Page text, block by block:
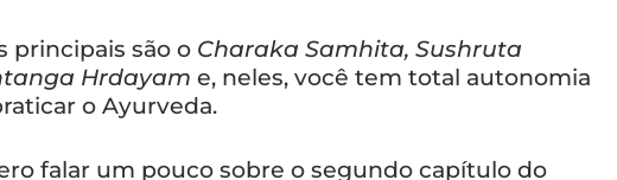
principais são o Charaka Samhita, Sushruta
Hrdayam e, neles, você tem total autonomia
o Ayurveda.
falar um pouco sobre o segundo capítulo do